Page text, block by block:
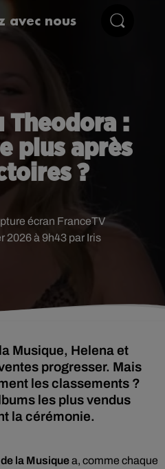
avec nous
Theodora :
plus après
?
2026 à 9h43 par Iris
écran FranceTV
Musique, Helena et
progresser. Mais
les classements ?
les plus vendus
la cérémonie.
la Musiquea, comme chaque